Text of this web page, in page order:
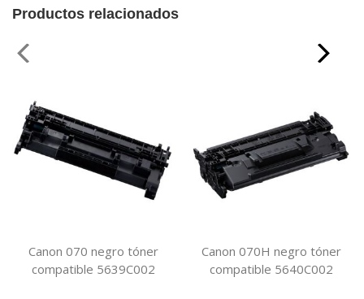
Productos relacionados
Canon 070 negro tóner
compatible 5639C002
Canon 070H negro tóner
compatible 5640C002